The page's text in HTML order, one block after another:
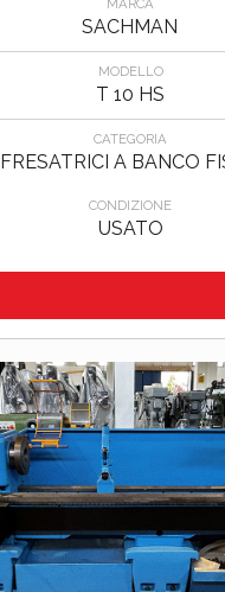
SACHMAN
MODELLO
T 10 HS
CATEGORIA
FRESATRICI A BANCO
CONDIZIONE
USATO